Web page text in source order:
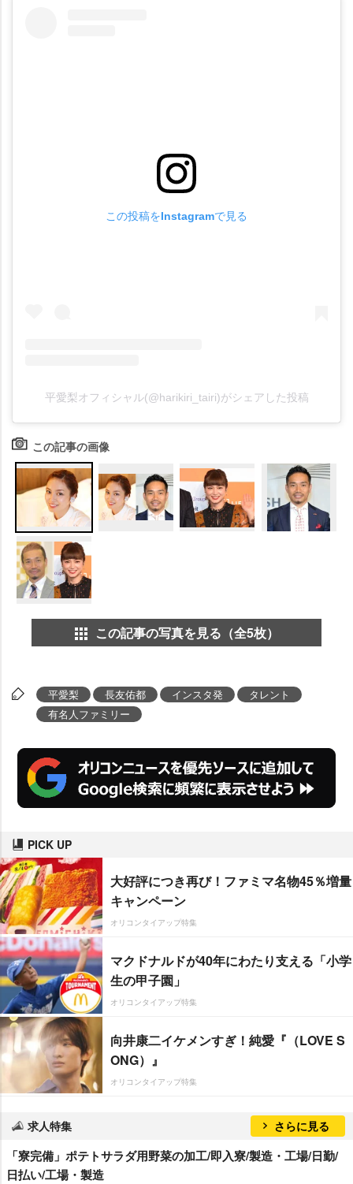
この投稿をInstagramで見る
平愛梨オフィシャル(@harikiri_tairi)がシェアした投稿
この記事の画像
この記事の写真を見る（全5枚）
平愛梨 長友佑都 インスタ発
タレント
有名人ファミリー
PICK UP
大好評につき再び！ファミマ名物45％増量
キャンペーン
オリコンタイアップ特集
マクドナルドが40年にわたり支える「小学
生の甲子園」
オリコンタイアップ特集
向井康二イケメンすぎ！純愛『（LOVE S
ONG）』
オリコンタイアップ特集
求人特集 さらに見る
「寮完備」ポテトサラダ用野菜の加工/即入寮/製造・工場/日勤/
日払い/工場・製造